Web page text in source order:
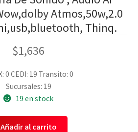
Atmos,50w,2.0
Thinq.
$1,636
0 CEDI: 19 Transito: 0
Sucursales: 19
19 en stock
Añadir al carrito